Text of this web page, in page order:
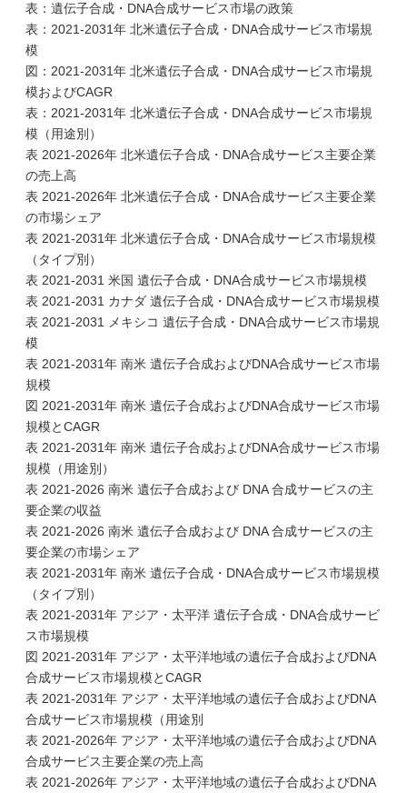
表：遺伝子合成・DNA合成サービス市場の政策
表：2021-2031年 北米遺伝子合成・DNA合成サービス市場規
模
図：2021-2031年 北米遺伝子合成・DNA合成サービス市場規
模およびCAGR
表：2021-2031年 北米遺伝子合成・DNA合成サービス市場規
模（用途別）
表 2021-2026年 北米遺伝子合成・DNA合成サービス主要企業
の売上高
表 2021-2026年 北米遺伝子合成・DNA合成サービス主要企業
の市場シェア
表 2021-2031年 北米遺伝子合成・DNA合成サービス市場規模
（タイプ別）
表 2021-2031 米国 遺伝子合成・DNA合成サービス市場規模
表 2021-2031 カナダ 遺伝子合成・DNA合成サービス市場規模
表 2021-2031 メキシコ 遺伝子合成・DNA合成サービス市場規
模
表 2021-2031年 南米 遺伝子合成およびDNA合成サービス市場
規模
図 2021-2031年 南米 遺伝子合成およびDNA合成サービス市場
規模とCAGR
表 2021-2031年 南米 遺伝子合成およびDNA合成サービス市場
規模（用途別）
表 2021-2026 南米 遺伝子合成および DNA 合成サービスの主
要企業の収益
表 2021-2026 南米 遺伝子合成および DNA 合成サービスの主
要企業の市場シェア
表 2021-2031年 南米 遺伝子合成・DNA合成サービス市場規模
（タイプ別）
表 2021-2031年 アジア・太平洋 遺伝子合成・DNA合成サービ
ス市場規模
図 2021-2031年 アジア・太平洋地域の遺伝子合成およびDNA
合成サービス市場規模とCAGR
表 2021-2031年 アジア・太平洋地域の遺伝子合成およびDNA
合成サービス市場規模（用途別
表 2021-2026年 アジア・太平洋地域の遺伝子合成およびDNA
合成サービス主要企業の売上高
表 2021-2026年 アジア・太平洋地域の遺伝子合成およびDNA